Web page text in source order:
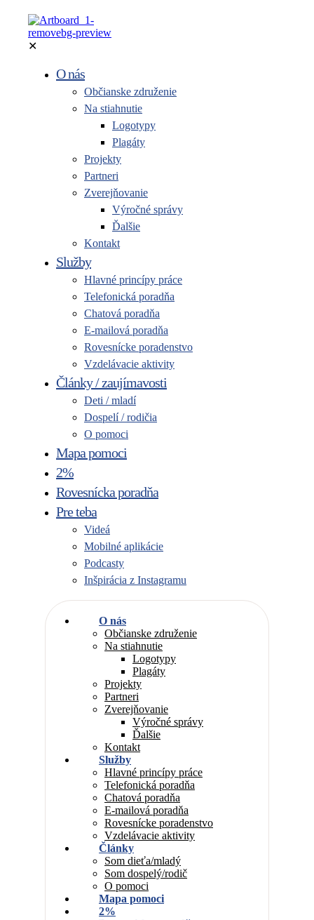
✕
O nás
Občianske združenie
Na stiahnutie
Logotypy
Plagáty
Projekty
Partneri
Zverejňovanie
Výročné správy
Ďalšie
Kontakt
Služby
Hlavné princípy práce
Telefonická poradňa
Chatová poradňa
E-mailová poradňa
Rovesnícke poradenstvo
Vzdelávacie aktivity
Články / zaujímavosti
Deti / mladí
Dospelí / rodičia
O pomoci
Mapa pomoci
2%
Rovesnícka poradňa
Pre teba
Videá
Mobilné aplikácie
Podcasty
Inšpirácia z Instagramu
O nás
Občianske združenie
Na stiahnutie
Logotypy
Plagáty
Projekty
Partneri
Zverejňovanie
Výročné správy
Ďalšie
Kontakt
Služby
Hlavné princípy práce
Telefonická poradňa
Chatová poradňa
E-mailová poradňa
Rovesnícke poradenstvo
Vzdelávacie aktivity
Články
Som dieťa/mladý
Som dospelý/rodič
O pomoci
Mapa pomoci
2%